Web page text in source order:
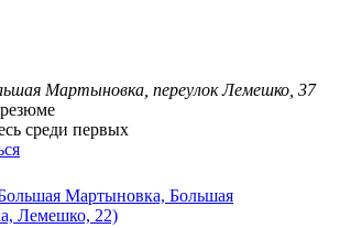
Мартыновка, переулок Лемешко, 37
среди первых
Мартыновка, Большая
Лемешко, 22)